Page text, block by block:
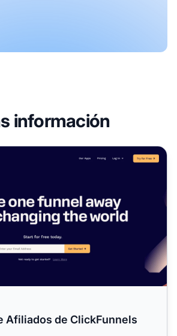
información
de ClickFunnels
Afiliados de ClickFunnels